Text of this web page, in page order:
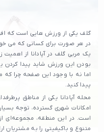
گلف یکی از ورزش هایی است که
در هر صورت برای کسانی که می
یک مربی گلف در آپادانا از
بودن این ورزش شاید پیدا کردن
اما نه با وجود این صفحه چرا که
پیدا کنید.
محله آپادانا یکی از مناطق
امکانات شهری گسترده، توجه
است. در این منطقه، مجموعه‌ای
متنوع و باکیفیتی را به